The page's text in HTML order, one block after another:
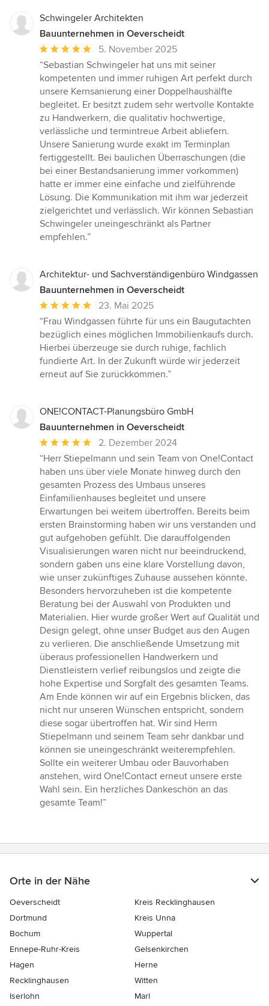
Schwingeler Architekten
Bauunternehmen in Oeverscheidt
Durchschnittliche
Bewertung:
5
von
5
Sternen
5. November 2025
“Sebastian Schwingeler hat uns mit seiner
kompetenten und immer ruhigen Art perfekt durch
unsere Kernsanierung einer Doppelhaushälfte
begleitet. Er besitzt zudem sehr wertvolle Kontakte
zu Handwerkern, die qualitativ hochwertige,
verlässliche und termintreue Arbeit abliefern.
Unsere Sanierung wurde exakt im Terminplan
fertiggestellt. Bei baulichen Überraschungen (die
bei einer Bestandsanierung immer vorkommen)
hatte er immer eine einfache und zielführende
Lösung. Die Kommunikation mit ihm war jederzeit
zielgerichtet und verlässlich. Wir können Sebastian
Schwingeler uneingeschränkt als Partner
empfehlen.”
Architektur- und Sachverständigenbüro Windgassen
Bauunternehmen in Oeverscheidt
Durchschnittliche
Bewertung:
5
von
5
Sternen
23. Mai 2025
“Frau Windgassen führte für uns ein Baugutachten
bezüglich eines möglichen Immobilienkaufs durch.
Hierbei überzeuge sie durch ruhige, fachlich
fundierte Art. In der Zukunft würde wir jederzeit
erneut auf Sie zurückkommen.”
ONE!CONTACT-Planungsbüro GmbH
Bauunternehmen in Oeverscheidt
Durchschnittliche
Bewertung:
5
von
5
Sternen
2. Dezember 2024
“Herr Stiepelmann und sein Team von One!Contact
haben uns über viele Monate hinweg durch den
gesamten Prozess des Umbaus unseres
Einfamilienhauses begleitet und unsere
Erwartungen bei weitem übertroffen. Bereits beim
ersten Brainstorming haben wir uns verstanden und
gut aufgehoben gefühlt. Die darauffolgenden
Visualisierungen waren nicht nur beeindruckend,
sondern gaben uns eine klare Vorstellung davon,
wie unser zukünftiges Zuhause aussehen könnte.
Besonders hervorzuheben ist die kompetente
Beratung bei der Auswahl von Produkten und
Materialien. Hier wurde großer Wert auf Qualität und
Design gelegt, ohne unser Budget aus den Augen
zu verlieren. Die anschließende Umsetzung mit
überaus professionellen Handwerkern und
Dienstleistern verlief reibungslos und zeigte die
hohe Expertise und Sorgfalt des gesamten Teams.
Am Ende können wir auf ein Ergebnis blicken, das
nicht nur unseren Wünschen entspricht, sondern
diese sogar übertroffen hat. Wir sind Herrn
Stiepelmann und seinem Team sehr dankbar und
können sie uneingeschränkt weiterempfehlen.
Sollte ein weiterer Umbau oder Bauvorhaben
anstehen, wird One!Contact erneut unsere erste
Wahl sein. Ein herzliches Dankeschön an das
gesamte Team!”
Orte in der Nähe
Oeverscheidt
Kreis Recklinghausen
Dortmund
Kreis Unna
Bochum
Wuppertal
Ennepe-Ruhr-Kreis
Gelsenkirchen
Hagen
Herne
Recklinghausen
Witten
Iserlohn
Marl